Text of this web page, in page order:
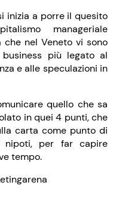
inizia a porre il quesito
manageriale
che nel Veneto vi sono
più legato al
e alle speculazioni in
quello che sa
in quei 4 punti, che
carta come punto di
nipoti, per far capire
tempo.